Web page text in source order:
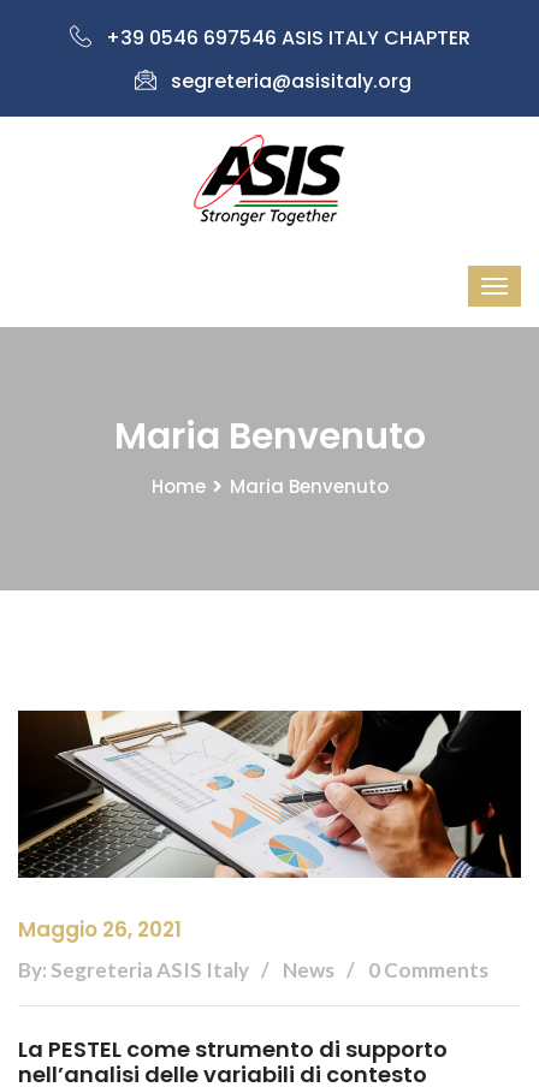
+39 0546 697546 ASIS ITALY CHAPTER
segreteria@asisitaly.org
Maria Benvenuto
Home Maria Benvenuto
Maggio 26, 2021
By: Segreteria ASIS Italy News 0 Comments
La PESTEL come strumento di supporto
nell’analisi delle variabili di contesto